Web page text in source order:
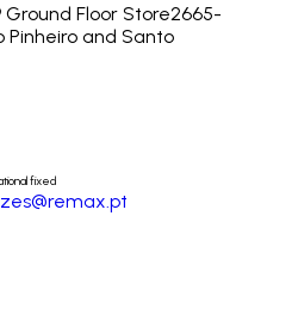
Ground Floor Store2665-
Pinheiro and Santo
fixed